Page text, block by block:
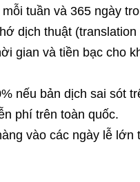
tuần và 365 ngày
dịch thuật (translation
gian và tiền bạc cho
nếu bản dịch sai sót
phí trên toàn quốc.
vào các ngày lễ lớn